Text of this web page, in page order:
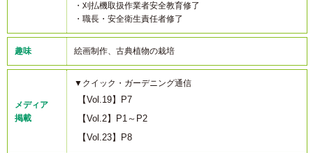
・刈払機取扱作業者安全教育修了
・職長・安全衛生責任者修了
趣味 絵画制作、古典植物の栽培
メディア
掲載
▼クイック・ガーデニング通信
【Vol.19】P7
【Vol.2】P1～P2
【Vol.23】P8